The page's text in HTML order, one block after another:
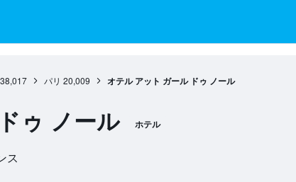
38,017 パリ 20,009 オテル アット ガール ドゥ ノール
ゥ ノール ホテル
ス